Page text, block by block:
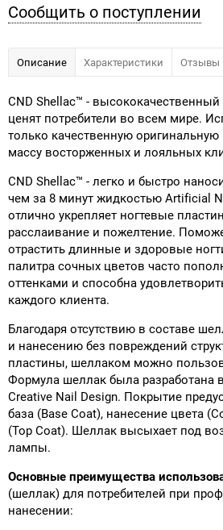
Сообщить о поступлении
Описание Характеристики Отзывы
CND Shellac™ - высококачественный
ценят потребители во всем мире.
только качественную
массу восторженных и лояльных
CND Shellac™ - легко и быстро
чем за 8 минут жидкостью Artificial
отлично укрепляет ногтевые
расслаивание и пожелтение.
отрастить длинные и здоровые
палитра сочных цветов часто
оттенками и способна
каждого клиента.
Благодаря отсутствию в составе
и нанесению без повреждений
пластины, шеллаком можно
Формула шеллак была разработана
Creative Nail Design. Покрытие
база (Base Coat), нанесение цвета
(Top Coat). Шеллак высыхает под
лампы.
Основные преимущества
(шеллак) для потребителей при
нанесении: